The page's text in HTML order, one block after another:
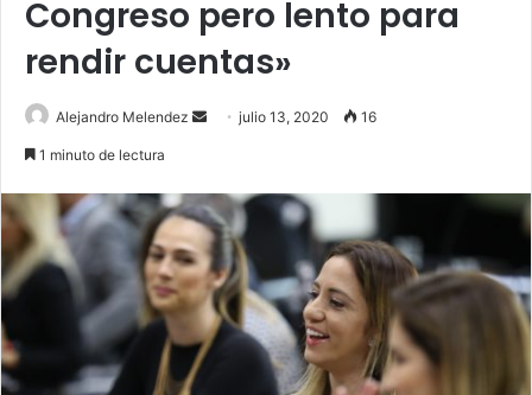
Congreso pero lento para
rendir cuentas»
Alejandro Melendez
Sendjulio 13, 2020 16
1 minuto de lectura